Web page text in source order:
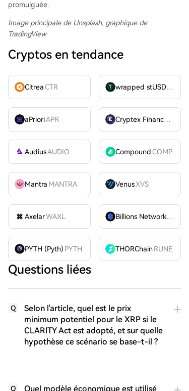
promulguée.
Image principale de Unsplash, graphique de
TradingView
Cryptos en tendance
CitreaCTR wrapped stUSDT
aPrioriAPR Cryptex FinanceCTX
AudiusAUDIO CompoundCOMP
Mantra MANTRA VenusXVS
AxelarWAXL Billions Network
BILL
PYTH (Pyth) PYTH THORChain RUNE
Questions liées
Q
Selon l'article, quel est le prix
minimum potentiel pour le XRP si le
CLARITY Act est adopté, et sur quelle
hypothèse ce scénario se base-t-il ?
Q Quel modèle économique est utilisé